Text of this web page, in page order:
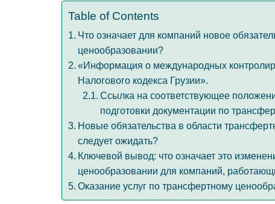
Table of Contents
Что означает для компаний новое
ценообразовании?
«Информация о международных
Налогового кодекса Грузии».
Ссылка на соответствующее
подготовки документации по
Новые обязательства в области
следует ожидать?
Ключевой вывод: что означает это
ценообразовании для компаний,
Оказание услуг по трансфертному